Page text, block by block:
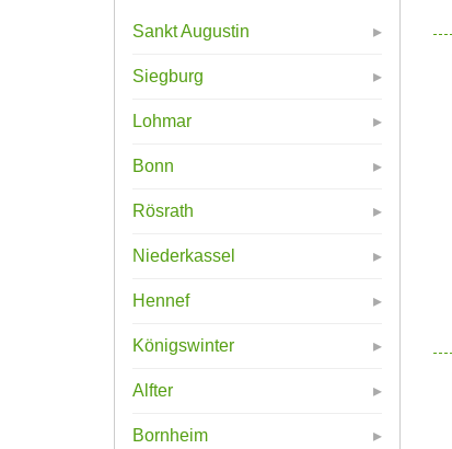
Sankt Augustin
Siegburg
Lohmar
Bonn
Rösrath
Niederkassel
Hennef
Königswinter
Alfter
Bornheim